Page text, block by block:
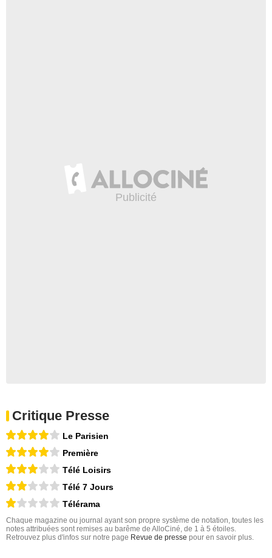
Critique Presse
Le Parisien
Première
Télé Loisirs
Télé 7 Jours
Télérama
Chaque magazine ou journal ayant son propre système de notation, toutes les
notes attribuées sont remises au barême de AlloCiné, de 1 à 5 étoiles.
Retrouvez plus d'infos sur notre page Revue de presse pour en savoir plus.